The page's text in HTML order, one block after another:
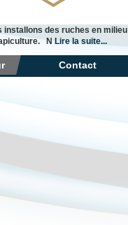
installons des ruches en milieu
N Lire la suite...
Contact